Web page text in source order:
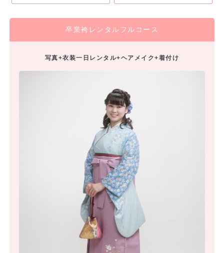
卒業袴レンタルフルコース
写真+衣装一日レンタル+ヘアメイク+着付け